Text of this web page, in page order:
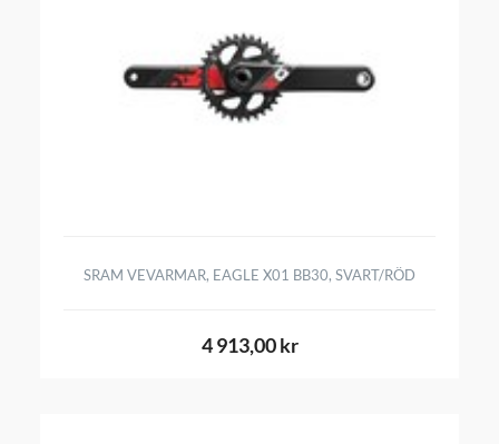
SRAM VEVARMAR, EAGLE X01 BB30, SVART/RÖD
4 913,00 kr